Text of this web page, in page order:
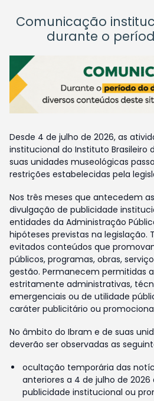
Comunicação
durante o
Desde 4 de julho de 2026, as
institucional do Instituto Brasileiro
suas unidades museológicas
restrições estabelecidas pela
Nos três meses que antecedem
divulgação de publicidade
entidades da Administração
hipóteses previstas na legislação.
evitados conteúdos que
públicos, programas, obras,
gestão. Permanecem permitidas
estritamente administrativas,
emergenciais ou de utilidade
caráter publicitário ou
No âmbito do Ibram e de suas
deverão ser observadas as
ocultação temporária das
anteriores a 4 de julho de
publicidade institucional ou